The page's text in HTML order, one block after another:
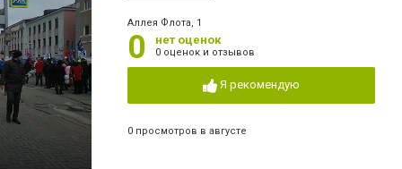
Аллея Флота, 1
0 нет оценок
0 оценок и отзывов
Я рекомендую
0 просмотров в августе